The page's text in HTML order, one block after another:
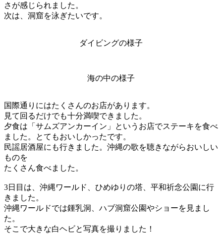
さが感じられました。
次は、洞窟を泳ぎたいです。
ダイビングの様子
海の中の様子
国際通りにはたくさんのお店があります。
見て回るだけでも十分満喫できました。
夕食は「サムズアンカーイン」というお店でステーキを食べ
ました。とてもおいしかったです。
民謡居酒屋にも行きました。沖縄の歌を聴きながらおいしい
ものを
たくさん食べました。
3日目は、沖縄ワールド、ひめゆりの塔、平和祈念公園に行
きました。
沖縄ワールドでは鍾乳洞、ハブ洞窟公園やショーを見まし
た。
そこで大きな白ヘビと写真を撮りました！